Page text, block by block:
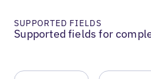
SUPPORTED FIELDS
Supported fields for